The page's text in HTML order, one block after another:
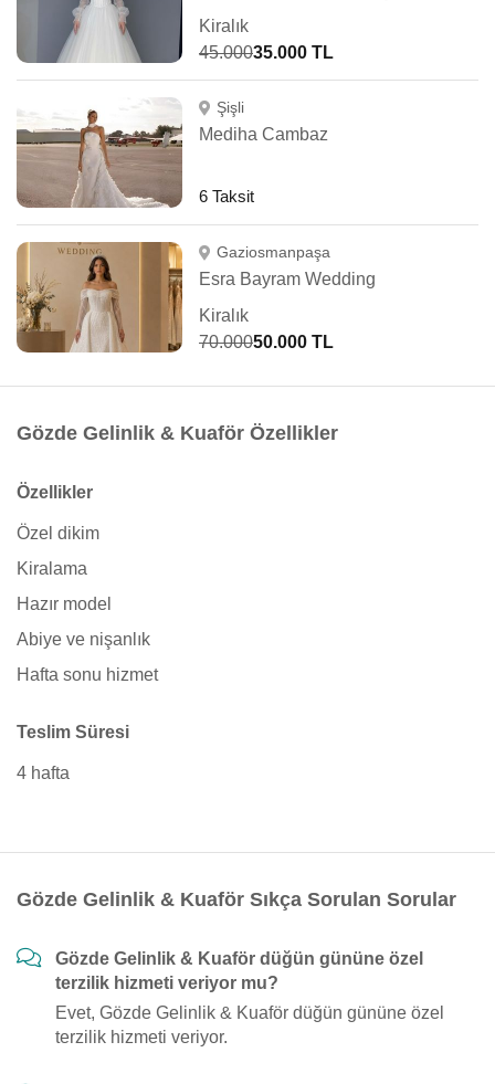
Kiralık
45.00035.000 TL
Şişli
Mediha Cambaz
6 Taksit
Gaziosmanpaşa
Esra Bayram Wedding
Kiralık
70.00050.000 TL
Gözde Gelinlik & Kuaför Özellikler
Özellikler
Özel dikim
Kiralama
Hazır model
Abiye ve nişanlık
Hafta sonu hizmet
Teslim Süresi
4 hafta
Gözde Gelinlik & Kuaför Sıkça Sorulan Sorular
Gözde Gelinlik & Kuaför düğün gününe özel
terzilik hizmeti veriyor mu?
Evet, Gözde Gelinlik & Kuaför düğün gününe özel
terzilik hizmeti veriyor.